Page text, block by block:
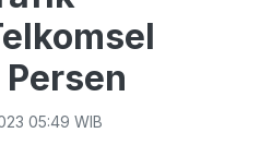
Persen
05:49 WIB